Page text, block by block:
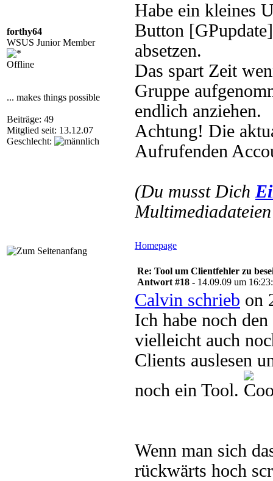
forthy64
WSUS Junior Member
Offline
... makes things possible
Beiträge: 49
Mitglied seit: 13.12.07
Geschlecht:
Habe ein kleines
Button
absetzen.
Das spart Zeit
Gruppe
endlich anziehen.
Achtung! Die
Aufrufenden
(Du musst Dich
Homepage
Re: Tool um Clientfehler zu
Antwort #18 - 14.09.09 um
Calvin schrieb on
Ich habe noch
vielleicht auch
Clients auslesen
noch ein Tool.
Wenn man sich
rückwärts hoch